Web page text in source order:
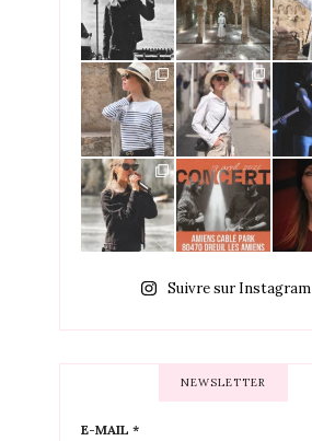
Suivre sur Instagram
NEWSLETTER
E-MAIL *